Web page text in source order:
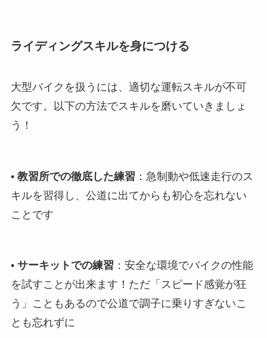
ライディングスキルを身につける
大型バイクを扱うには、適切な運転スキルが不可
欠です。以下の方法でスキルを磨いていきましょ
う！
• 教習所での徹底した練習 ：急制動や低速走行のス
キルを習得し、公道に出てからも初心を忘れない
ことです
• サーキットでの練習 ：安全な環境でバイクの性能
を試すことが出来ます！ただ「スピード感覚が狂
う」こともあるので公道で調子に乗りすぎないこ
とも忘れずに